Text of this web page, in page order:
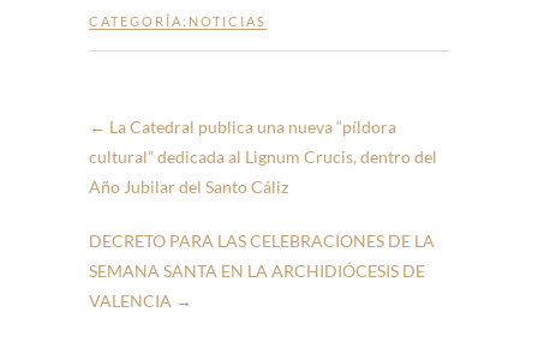
CATEGORÍA: NOTICIAS
← La Catedral publica una nueva “píldora
cultural” dedicada al Lignum Crucis, dentro del
Año Jubilar del Santo Cáliz
DECRETO PARA LAS CELEBRACIONES DE LA
SEMANA SANTA EN LA ARCHIDIÓCESIS DE
VALENCIA →